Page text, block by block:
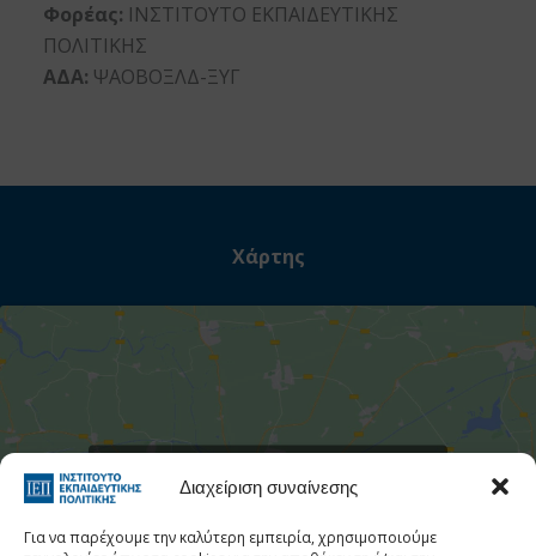
Διαχείριση συναίνεσης
Για να παρέχουμε την καλύτερη εμπειρία, χρησιμοποιούμε
Φορέας: ΙΝΣΤΙΤΟΥΤΟ ΕΚΠΑΙΔΕΥΤΙΚΗΣ
ΠΟΛΙΤΙΚΗΣ
ΑΔΑ: ΨΑΟΒΟΞΛΔ-ΞΥΓ
Χάρτης
εμπορικής προώθησης και να
ενεργοποιήσετε αυτό το περιεχόμενο